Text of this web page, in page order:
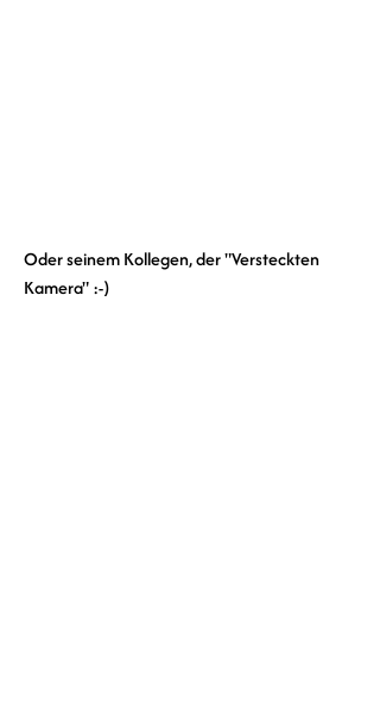
Oder seinem Kollegen, der "Versteckten
Kamera" :-)